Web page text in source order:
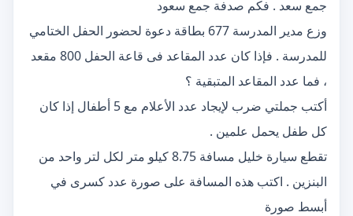
جمع سعد . فكم صدفة جمع سعود
وزع مدير المدرسة 677 بطاقة دعوة لحضور الحفل الختامي
للمدرسة . فإذا كان عدد المقاعد فى قاعة الحفل 800 مقعد
، فما عدد المقاعد المتبقية ؟
أكتب جملتي ضرب لإيجاد عدد الأعلام مع 5 أطفال إذا كان
كل طفل يحمل علمين .
تقطع سيارة خليل مسافة 8.75 كيلو متر لكل لتر واحد من
البنزين . اكتب هذه المسافة على صورة عدد كسرى في
أبسط صورة